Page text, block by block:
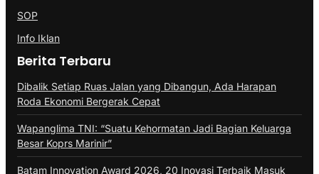
SOP
Info Iklan
Berita Terbaru
Dibalik Setiap Ruas Jalan yang Dibangun, Ada Harapan
Roda Ekonomi Bergerak Cepat
Wapanglima TNI: “Suatu Kehormatan Jadi Bagian Keluarga
Besar Koprs Marinir”
Batam Innovation Award 2026, 20 Inovasi Terbaik Masuk